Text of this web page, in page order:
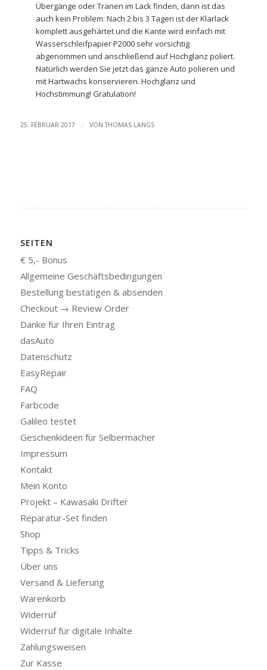
Übergänge oder Tränen im Lack finden, dann ist das
auch kein Problem: Nach 2 bis 3 Tagen ist der Klarlack
komplett ausgehärtet und die Kante wird einfach mit
WasserschleifpapierP2000 sehr vorsichtig
abgenommen und anschließend auf Hochglanz poliert.
Natürlich werden Sie jetzt das ganze Auto polieren und
mit Hartwachs konservieren. Hochglanz und
Hochstimmung! Gratulation!
25. FEBRUAR 2017 / VONTHOMAS LANGS
SEITEN
€ 5,- Bonus
Allgemeine Geschäftsbedingungen
Bestellung bestätigen & absenden
Checkout → Review Order
Danke für Ihren Eintrag
dasAuto
Datenschutz
EasyRepair
FAQ
Farbcode
Galileo testet
Geschenkideen für Selbermacher
Impressum
Kontakt
Mein Konto
Projekt – Kawasaki Drifter
Reparatur-Set finden
Shop
Tipps & Tricks
Über uns
Versand & Lieferung
Warenkorb
Widerruf
Widerruf für digitale Inhalte
Zahlungsweisen
Zur Kasse